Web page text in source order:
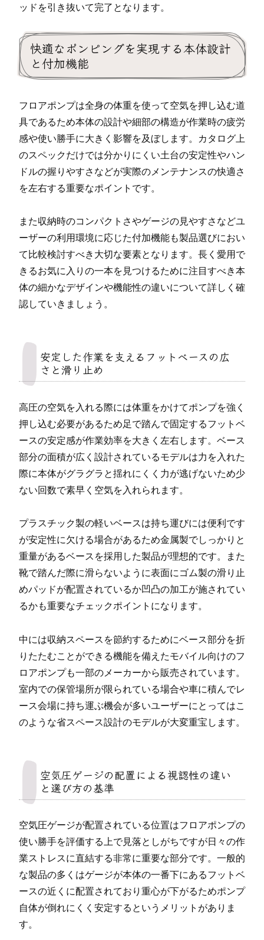
ッドを引き抜いて完了となります。
快適なポンピングを実現する本体設計
と付加機能
フロアポンプは全身の体重を使って空気を押し込む道
具であるため本体の設計や細部の構造が作業時の疲労
感や使い勝手に大きく影響を及ぼします。カタログ上
のスペックだけでは分かりにくい土台の安定性やハン
ドルの握りやすさなどが実際のメンテナンスの快適さ
を左右する重要なポイントです。
また収納時のコンパクトさやゲージの見やすさなどユ
ーザーの利用環境に応じた付加機能も製品選びにおい
て比較検討すべき大切な要素となります。長く愛用で
きるお気に入りの一本を見つけるために注目すべき本
体の細かなデザインや機能性の違いについて詳しく確
認していきましょう。
安定した作業を支えるフットベースの広
さと滑り止め
高圧の空気を入れる際には体重をかけてポンプを強く
押し込む必要があるため足で踏んで固定するフットベ
ースの安定感が作業効率を大きく左右します。ベース
部分の面積が広く設計されているモデルは力を入れた
際に本体がグラグラと揺れにくく力が逃げないため少
ない回数で素早く空気を入れられます。
プラスチック製の軽いベースは持ち運びには便利です
が安定性に欠ける場合があるため金属製でしっかりと
重量があるベースを採用した製品が理想的です。また
靴で踏んだ際に滑らないように表面にゴム製の滑り止
めパッドが配置されているか凹凸の加工が施されてい
るかも重要なチェックポイントになります。
中には収納スペースを節約するためにベース部分を折
りたたむことができる機能を備えたモバイル向けのフ
ロアポンプも一部のメーカーから販売されています。
室内での保管場所が限られている場合や車に積んでレ
ース会場に持ち運ぶ機会が多いユーザーにとってはこ
のような省スペース設計のモデルが大変重宝します。
空気圧ゲージの配置による視認性の違い
と選び方の基準
空気圧ゲージが配置されている位置はフロアポンプの
使い勝手を評価する上で見落としがちですが日々の作
業ストレスに直結する非常に重要な部分です。一般的
な製品の多くはゲージが本体の一番下にあるフットベ
ースの近くに配置されており重心が下がるためポンプ
自体が倒れにくく安定するというメリットがありま
す。